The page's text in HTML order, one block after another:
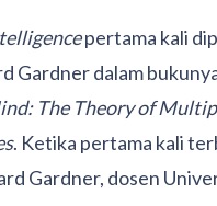
pertama kali
Gardner dalam
The Theory of
. Ketika pertama kali
Gardner, dosen